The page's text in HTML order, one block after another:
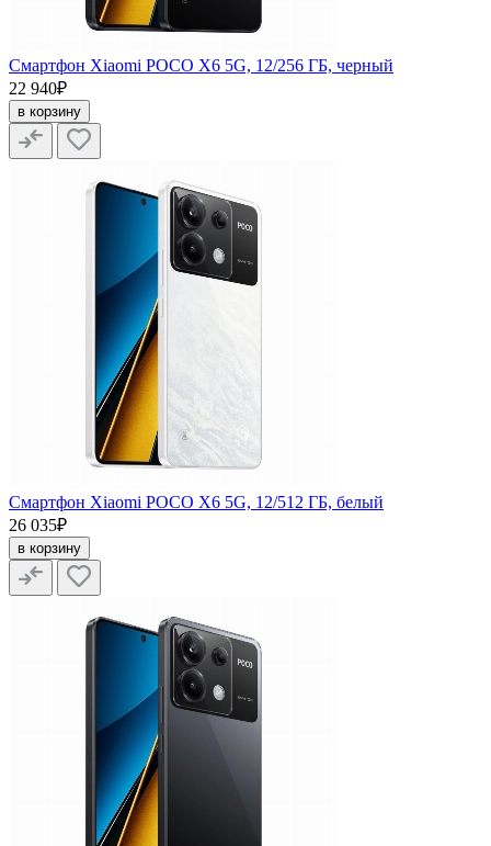
Смартфон Xiaomi POCO X6 5G, 12/256 ГБ, черный
22 940₽
в корзину
Смартфон Xiaomi POCO X6 5G, 12/512 ГБ, белый
26 035₽
в корзину